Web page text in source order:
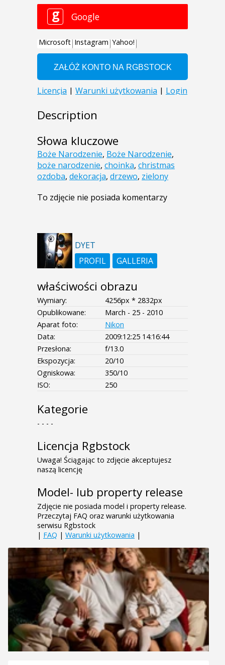
Description
Słowa kluczowe
Boże Narodzenie, Boże Narodzenie,
boże narodzenie, choinka, christmas
ozdoba, dekoracja, drzewo, zielony
To zdjęcie nie posiada komentarzy
DYET
PROFIL
GALLERIA
właściwości obrazu
Wymiary:
4256px * 2832px
Opublikowane:
March - 25 - 2010
Aparat foto:
Nikon
Data:
2009:12:25 14:16:44
Przesłona:
f/13.0
Ekspozycja:
20/10
Ogniskowa:
350/10
ISO:
250
Kategorie
- - - -
Licencja Rgbstock
Uwaga! Ściągając to zdjęcie akceptujesz
naszą licencję
Model- lub property release
Zdjęcie nie posiada model i property release.
Przeczytaj FAQ oraz warunki użytkowania
serwisu Rgbstock
| FAQ | Warunki użytkowania |